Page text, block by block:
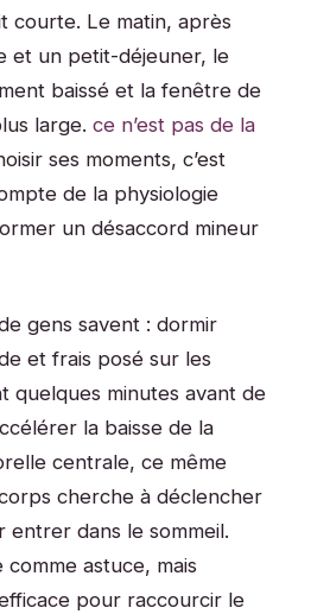
courte. Le matin, après
et un petit-déjeuner, le
baissé et la fenêtre de
large. ce n’est pas de la
ses moments, c’est
de la physiologie
un désaccord mineur
gens savent : dormir
et frais posé sur les
quelques minutes avant de
la baisse de la
centrale, ce même
cherche à déclencher
dans le sommeil.
astuce, mais
pour raccourcir le